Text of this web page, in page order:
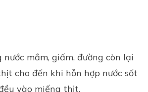
nước mắm, giấm, đường còn lại
cho đến khi hỗn hợp nước sốt
vào miếng thịt.